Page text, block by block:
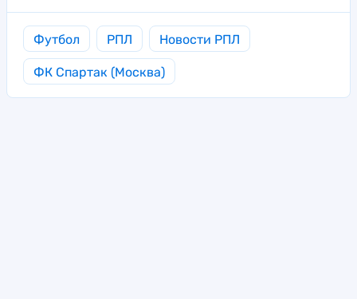
Футбол РПЛ Новости РПЛ
ФК Спартак (Москва)